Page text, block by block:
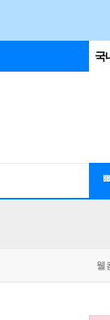
국
웰